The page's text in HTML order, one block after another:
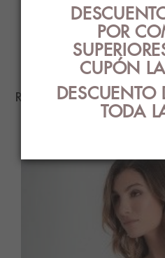
Ropa Interior con el
ti
POR
CUPÓN
DESCUENTO
TODA